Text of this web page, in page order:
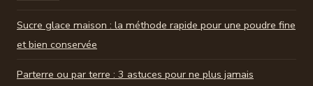
Sucre glace maison : la méthode rapide pour une poudre fine
et bien conservée
Parterre ou par terre : 3 astuces pour ne plus jamais